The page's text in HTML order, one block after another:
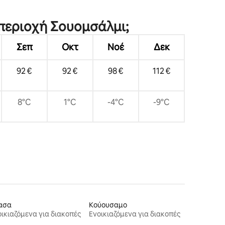
Σουομσάλμι;
Σεπ Οκτ Νοέ Δεκ
92 € 92 € 98 € 112 €
8°C 1°C -4°C -9°C
για διακοπές
Κούουσαμο
Ενοικιαζόμενα για διακοπές